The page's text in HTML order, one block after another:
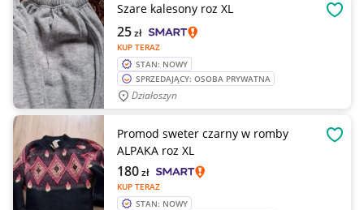
Szare kalesony roz XL
KUP TERAZ
25zł
STAN: NOWY
SPRZEDAJĄCY: OSOBA PRYWATNA
Działoszyn
Promod sweter czarny w romby
ALPAKA roz XL
KUP TERAZ
180zł
STAN: NOWY